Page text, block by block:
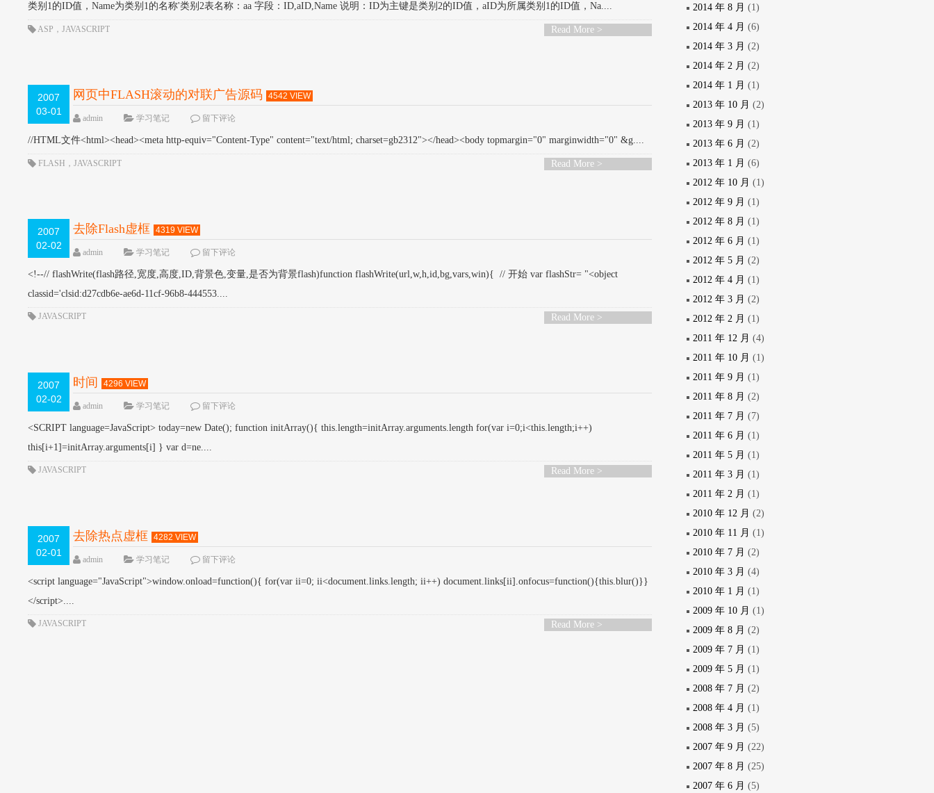
类别1的ID值，Name为类别1的名称'类别2表名称：aa 字段：ID,aID,Name 说明：ID为主键是类别2的ID值，aID为所属类别1的ID值，Na....
Read More >
ASP ，JAVASCRIPT
2007
03-01
网页中FLASH滚动的对联广告源码 4542 VIEW
admin 学习笔记 留下评论
//HTML文件<html><head><meta http-equiv="Content-Type" content="text/html; charset=gb2312"></head><body topmargin="0" marginwidth="0" &g....
Read More >
FLASH ，JAVASCRIPT
2007
02-02
去除Flash虚框 4319 VIEW
admin 学习笔记 留下评论
<!--// flashWrite(flash路径,宽度,高度,ID,背景色,变量,是否为背景flash)function flashWrite(url,w,h,id,bg,vars,win){ // 开始 var flashStr= "<object
classid='clsid:d27cdb6e-ae6d-11cf-96b8-444553....
Read More >
JAVASCRIPT
2007
02-02
时间 4296 VIEW
admin 学习笔记 留下评论
<SCRIPT language=JavaScript> today=new Date(); function initArray(){ this.length=initArray.arguments.length for(var i=0;i<this.length;i++)
this[i+1]=initArray.arguments[i] } var d=ne....
Read More >
JAVASCRIPT
2007
02-01
去除热点虚框 4282 VIEW
admin 学习笔记 留下评论
<script language="JavaScript">window.onload=function(){ for(var ii=0; ii<document.links.length; ii++) document.links[ii].onfocus=function(){this.blur()}}
</script>....
Read More >
JAVASCRIPT
2014 年 8 月 (1)
2014 年 4 月 (6)
2014 年 3 月 (2)
2014 年 2 月 (2)
2014 年 1 月 (1)
2013 年 10 月 (2)
2013 年 9 月 (1)
2013 年 6 月 (2)
2013 年 1 月 (6)
2012 年 10 月 (1)
2012 年 9 月 (1)
2012 年 8 月 (1)
2012 年 6 月 (1)
2012 年 5 月 (2)
2012 年 4 月 (1)
2012 年 3 月 (2)
2012 年 2 月 (1)
2011 年 12 月 (4)
2011 年 10 月 (1)
2011 年 9 月 (1)
2011 年 8 月 (2)
2011 年 7 月 (7)
2011 年 6 月 (1)
2011 年 5 月 (1)
2011 年 3 月 (1)
2011 年 2 月 (1)
2010 年 12 月 (2)
2010 年 11 月 (1)
2010 年 7 月 (2)
2010 年 3 月 (4)
2010 年 1 月 (1)
2009 年 10 月 (1)
2009 年 8 月 (2)
2009 年 7 月 (1)
2009 年 5 月 (1)
2008 年 7 月 (2)
2008 年 4 月 (1)
2008 年 3 月 (5)
2007 年 9 月 (22)
2007 年 8 月 (25)
2007 年 6 月 (5)